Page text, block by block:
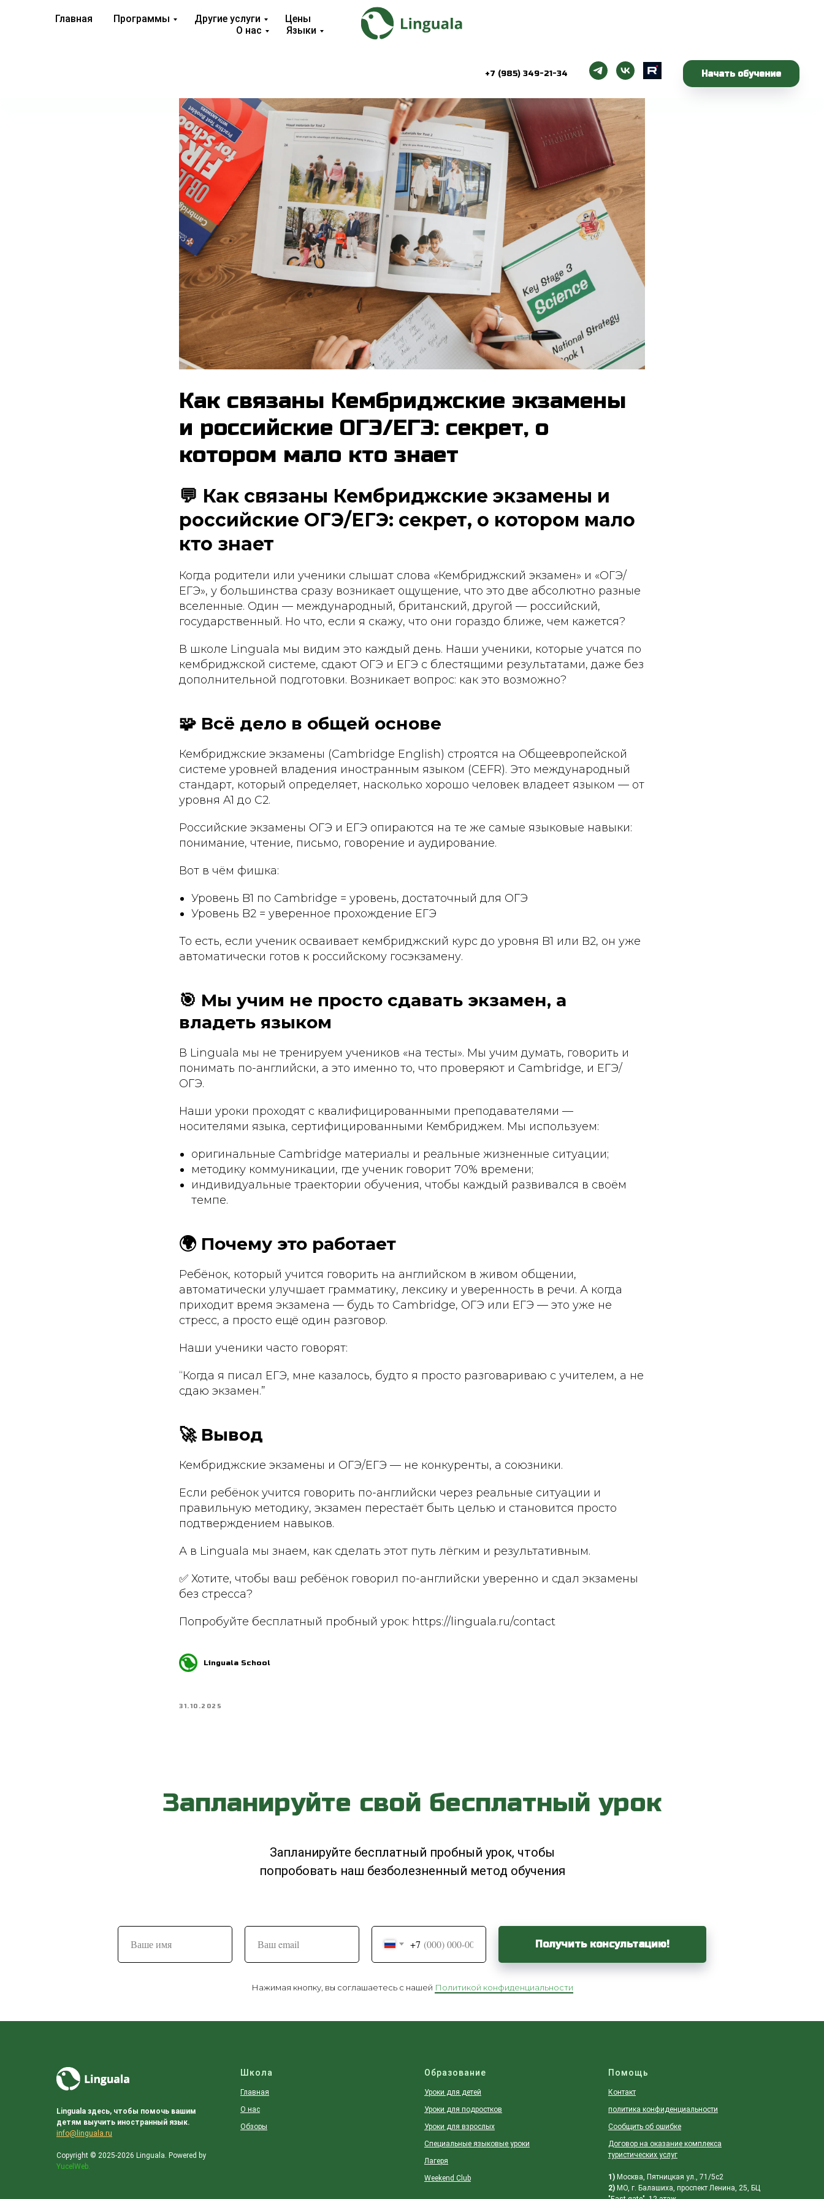
Главная Программы Другие услуги
Цены
О нас
Языки
+7 (985) 349-21-34 Начать обучение
Как связаны Кембриджские экзамены
и российские ОГЭ/ЕГЭ: секрет, о
котором мало кто знает
💬 Как связаны Кембриджские экзамены и
российские ОГЭ/ЕГЭ: секрет, о котором мало
кто знает
Когда родители или ученики слышат слова «Кембриджский экзамен» и «ОГЭ/
ЕГЭ», у большинства сразу возникает ощущение, что это две абсолютно разные
вселенные. Один — международный, британский, другой — российский,
государственный. Но что, если я скажу, что они гораздо ближе, чем кажется?
В школе Linguala мы видим это каждый день. Наши ученики, которые учатся по
кембриджской системе, сдают ОГЭ и ЕГЭ с блестящими результатами, даже без
дополнительной подготовки. Возникает вопрос: как это возможно?
🧩 Всё дело в общей основе
Кембриджские экзамены (Cambridge English) строятся на Общеевропейской
системе уровней владения иностранным языком (CEFR). Это международный
стандарт, который определяет, насколько хорошо человек владеет языком — от
уровня A1 до C2.
Российские экзамены ОГЭ и ЕГЭ опираются на те же самые языковые навыки:
понимание, чтение, письмо, говорение и аудирование.
Вот в чём фишка:
Уровень B1 по Cambridge = уровень, достаточный для ОГЭ
Уровень B2 = уверенное прохождение ЕГЭ
То есть, если ученик осваивает кембриджский курс до уровня B1 или B2, он уже
автоматически готов к российскому госэкзамену.
🎯 Мы учим не просто сдавать экзамен, а
владеть языком
В Linguala мы не тренируем учеников «на тесты». Мы учим думать, говорить и
понимать по-английски, а это именно то, что проверяют и Cambridge, и ЕГЭ/
ОГЭ.
Наши уроки проходят с квалифицированными преподавателями —
носителями языка, сертифицированными Кембриджем. Мы используем:
оригинальные Cambridge материалы и реальные жизненные ситуации;
методику коммуникации, где ученик говорит 70% времени;
индивидуальные траектории обучения, чтобы каждый развивался в своём
темпе.
🌍 Почему это работает
Ребёнок, который учится говорить на английском в живом общении,
автоматически улучшает грамматику, лексику и уверенность в речи. А когда
приходит время экзамена — будь то Cambridge, ОГЭ или ЕГЭ — это уже не
стресс, а просто ещё один разговор.
Наши ученики часто говорят:
“Когда я писал ЕГЭ, мне казалось, будто я просто разговариваю с учителем, а не
сдаю экзамен.”
🚀 Вывод
Кембриджские экзамены и ОГЭ/ЕГЭ — не конкуренты, а союзники.
Если ребёнок учится говорить по-английски через реальные ситуации и
правильную методику, экзамен перестаёт быть целью и становится просто
подтверждением навыков.
А в Linguala мы знаем, как сделать этот путь лёгким и результативным.
✅ Хотите, чтобы ваш ребёнок говорил по-английски уверенно и сдал экзамены
без стресса?
Попробуйте бесплатный пробный урок: https://linguala.ru/contact
Linguala School
31.10.2025
Запланируйте свой бесплатный урок
Запланируйте бесплатный пробный урок, чтобы
попробовать наш безболезненный метод обучения
+7 Получить консультацию!
Нажимая кнопку, вы соглашаетесь с нашей Политикой конфиденциальности
Linguala здесь, чтобы помочь вашим
детям выучить иностранный язык.
info@linguala.ru
Copyright © 2025-2026 Linguala. Powered by
YucelWeb.
Школа
Главная
О нас
Обзоры
Образование
Уроки для детей
Уроки для подростков
Уроки для взрослых
Специальные языковые уроки
Лагеря
Weekend Club
Помощь
Контакт
политика конфиденциальности
Сообщить об ошибке
Договор на оказание комплекса
туристических услуг
1) Москва, Пятницкая ул., 71/5с2
2) МО, г. Балашиха, проспект Ленина, 25, БЦ